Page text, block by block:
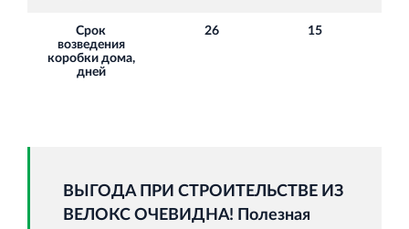
Срок
возведения
коробки дома,
дней
26 15
ВЫГОДА ПРИ СТРОИТЕЛЬСТВЕ ИЗ
ВЕЛОКС ОЧЕВИДНА! Полезная